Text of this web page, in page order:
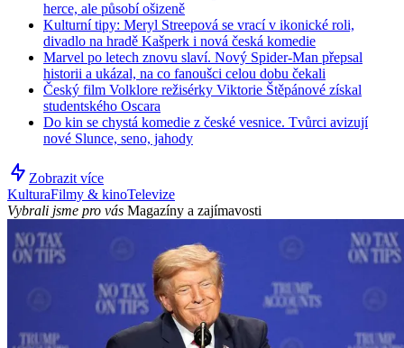
herce, ale působí ošizeně
Kulturní tipy: Meryl Streepová se vrací v ikonické roli,
divadlo na hradě Kašperk i nová česká komedie
Marvel po letech znovu slaví. Nový Spider-Man přepsal
historii a ukázal, na co fanoušci celou dobu čekali
Český film Volklore režisérky Viktorie Štěpánové získal
studentského Oscara
Do kin se chystá komedie z české vesnice. Tvůrci avizují
nové Slunce, seno, jahody
Zobrazit více
KulturaFilmy & kinoTelevize
Vybrali jsme pro vás Magazíny a zajímavosti